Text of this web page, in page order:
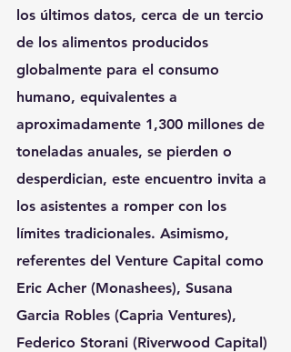
los últimos datos, cerca de un tercio
de los alimentos producidos
globalmente para el consumo
humano, equivalentes a
aproximadamente 1,300 millones de
toneladas anuales, se pierden o
desperdician, este encuentro invita a
los asistentes a romper con los
límites tradicionales. Asimismo,
referentes del Venture Capital como
Eric Acher (Monashees), Susana
Garcia Robles (Capria Ventures),
Federico Storani (Riverwood Capital)